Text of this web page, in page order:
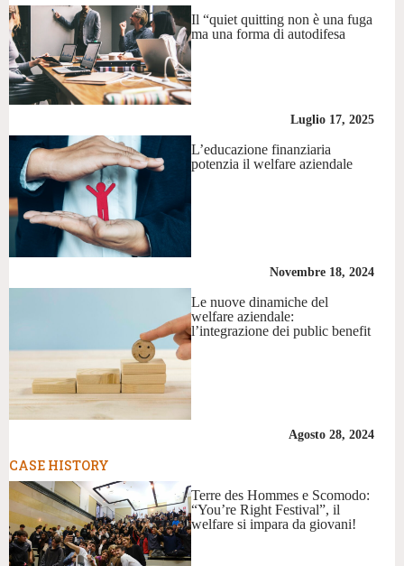
Il “quiet quitting non è una fuga
ma una forma di autodifesa
Luglio 17, 2025
L’educazione finanziaria
potenzia il welfare aziendale
Novembre 18, 2024
Le nuove dinamiche del
welfare aziendale:
l’integrazione dei public benefit
Agosto 28, 2024
CASE HISTORY
Terre des Hommes e Scomodo:
“You’re Right Festival”, il
welfare si impara da giovani!